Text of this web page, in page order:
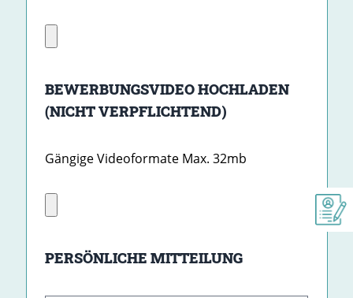
BEWERBUNGSVIDEO HOCHLADEN
(NICHT VERPFLICHTEND)
Gängige Videoformate Max. 32mb
PERSÖNLICHE MITTEILUNG